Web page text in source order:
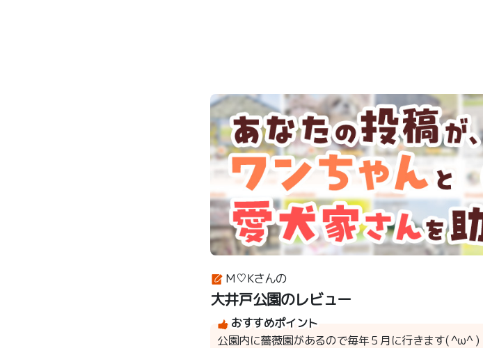
M♡Kさんの
大井戸公園のレビュー
おすすめポイント
公園内に薔薇園があるので毎年５月に行きます( ^ω^ )